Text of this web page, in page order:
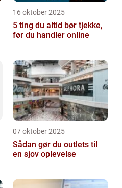
16 oktober 2025
5 ting du altid bør tjekke,
før du handler online
07 oktober 2025
Sådan gør du outlets til
en sjov oplevelse